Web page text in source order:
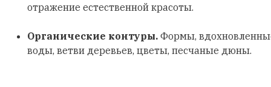
отражение естественной красоты.
Органические контуры. Формы,
воды, ветви деревьев, цветы, песчаные дюны.